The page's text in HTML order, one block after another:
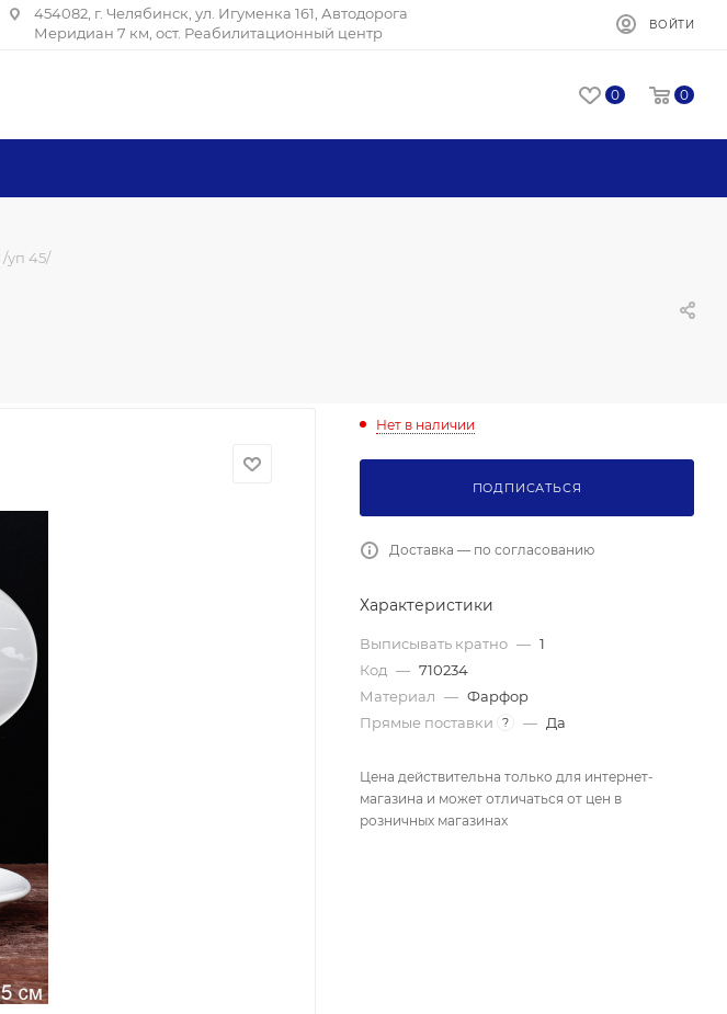
454082, г. Челябинск, ул. Игуменка 161, Автодорога
Меридиан 7 км, ост. Реабилитационный центр
ВОЙТИ
0 0
/уп 45/
Нет в наличии
ПОДПИСАТЬСЯ
Доставка — по согласованию
Характеристики
Выписывать кратно — 1
Код — 710234
Материал — Фарфор
Прямые поставки
? — Да
Цена действительна только для интернет-
магазина и может отличаться от цен в
розничных магазинах